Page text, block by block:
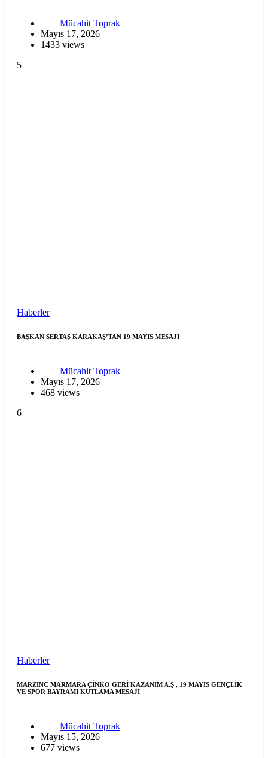
Mücahit Toprak
Mayıs 17, 2026
1433 views
5
Haberler
BAŞKAN SERTAŞ KARAKAŞ’TAN 19 MAYIS MESAJI
Mücahit Toprak
Mayıs 17, 2026
468 views
6
Haberler
MARZINC MARMARA ÇİNKO GERİ KAZANIM A.Ş , 19 MAYIS GENÇLİK
VE SPOR BAYRAMI KUTLAMA MESAJI
Mücahit Toprak
Mayıs 15, 2026
677 views